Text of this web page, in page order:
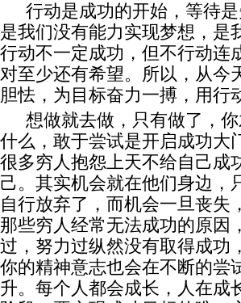
行动是成功的开始，等待
是我们没有能力实现梦想，是
行动不一定成功，但不行动连
对至少还有希望。所以，从今
胆怯，为目标奋力一搏，用行
想做就去做，只有做了，
什么，敢于尝试是开启成功大
很多穷人抱怨上天不给自己成
己。其实机会就在他们身边，
自行放弃了，而机会一旦丧失
那些穷人经常无法成功的原因
过，努力过纵然没有取得成功
你的精神意志也会在不断的尝
升。每个人都会成长，人在成